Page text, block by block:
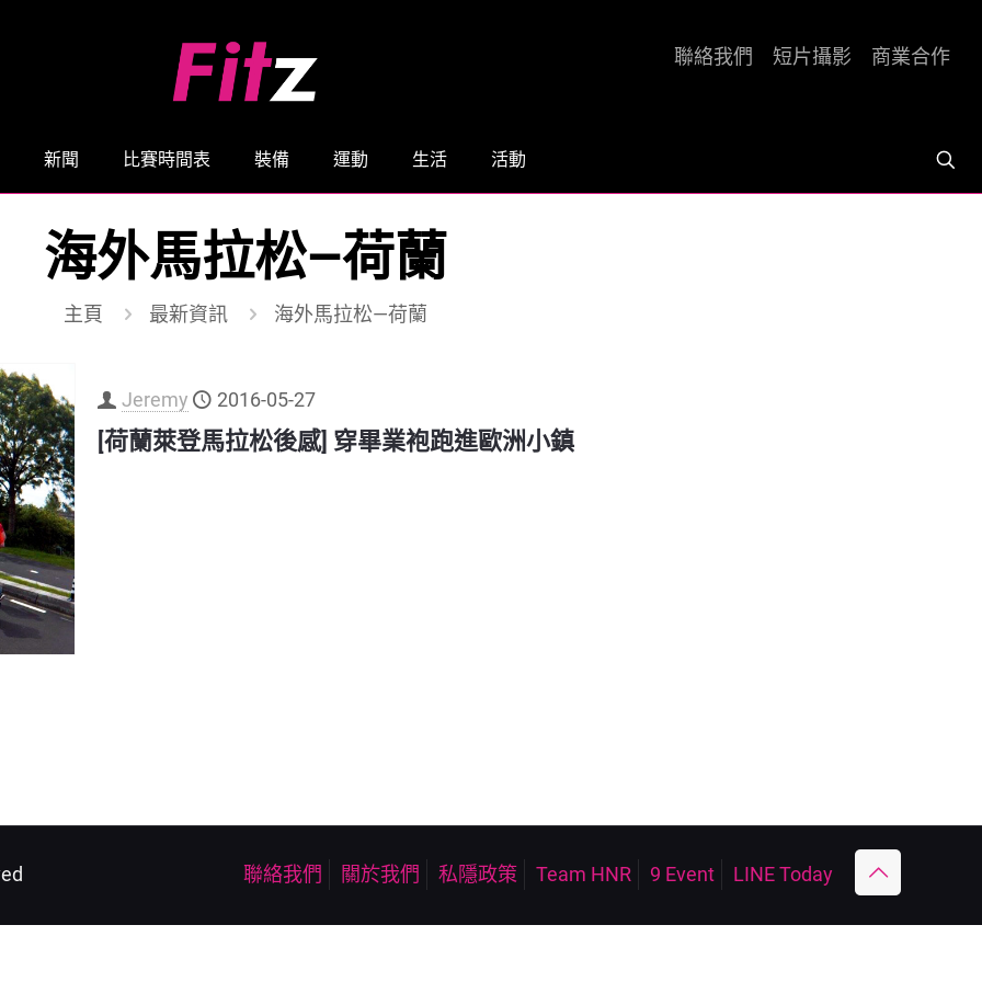
新聞 比賽時間表 裝備 運動 生活 活動
聯絡我們 短片攝影 商業合作
海外馬拉松—荷蘭
主頁 最新資訊 海外馬拉松—荷蘭
Jeremy 2016-05-27
[荷蘭萊登馬拉松後感] 穿畢業袍跑進歐洲小鎮
聯絡我們 關於我們 私隱政策 Team HNR 9 Event LINE Today